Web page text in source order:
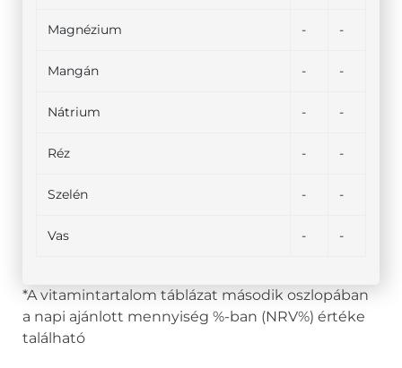
Magnézium - -
Mangán - -
Nátrium - -
Réz - -
Szelén - -
Vas - -
*A vitamintartalom táblázat második oszlopában
a napi ajánlott mennyiség %-ban (NRV%) értéke
található